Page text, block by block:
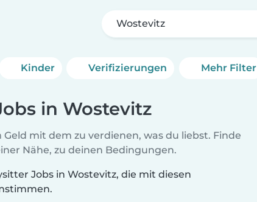
Wostevitz
Kinder Verifizierungen Mehr Filter
in Wostevitz
mit dem zu verdienen, was du liebst. Finde
Nähe, zu deinen Bedingungen.
Jobs in Wostevitz, die mit diesen